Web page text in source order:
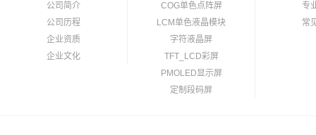
公司简介
公司历程
企业资质
企业文化
COG单色点阵屏
LCM单色液晶模块
字符液晶屏
TFT_LCD彩屏
PMOLED显示屏
定制段码屏
专
常